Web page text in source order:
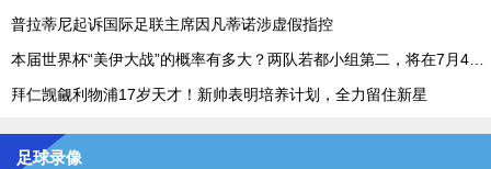
普拉蒂尼起诉国际足联主席因凡蒂诺涉虚假指控
拜仁觊觎利物浦17岁天才！新帅表明培养计划，全力留住新星
足球录像